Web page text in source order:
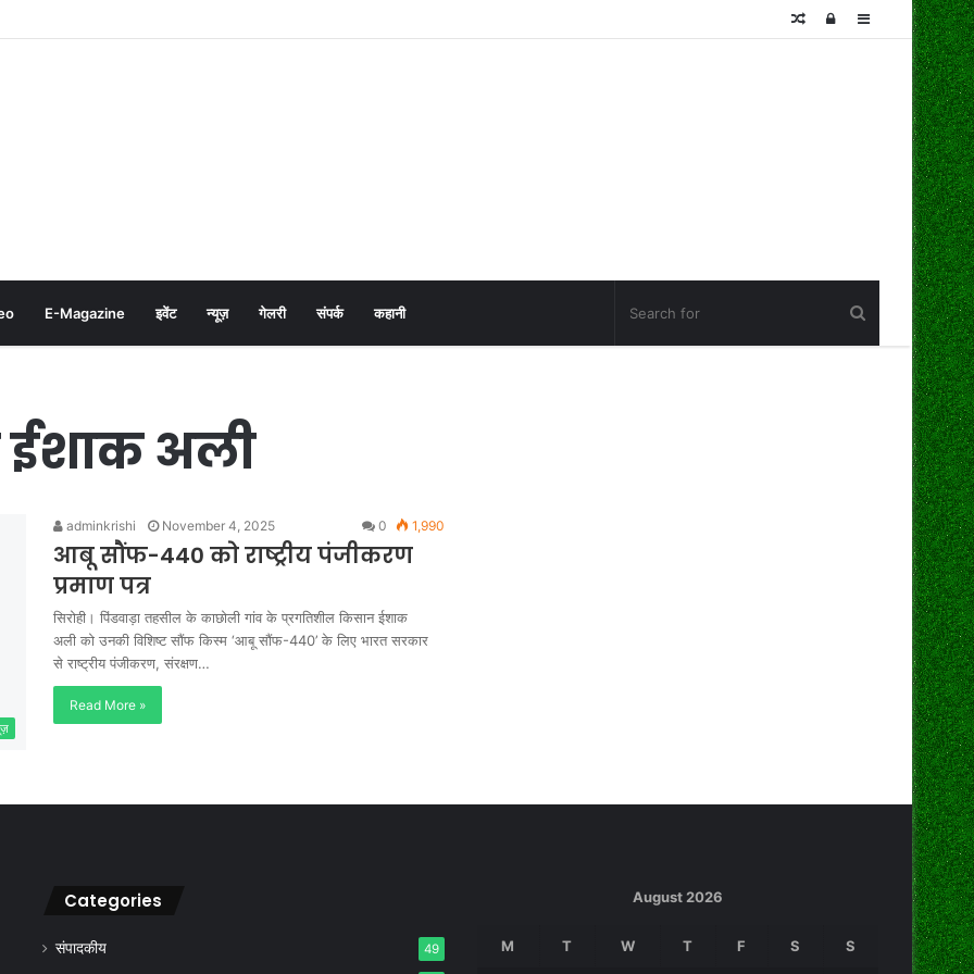
Sidebar
Log
Random
E-Magazine इवेंट न्यूज़ गेलरी संपर्क कहानी
ईशाक अली
adminkrishi November 4, 2025 0 1,990
आबू सौंफ-440 को राष्ट्रीय पंजीकरण
प्रमाण पत्र
सिरोही। पिंडवाड़ा तहसील के काछोली गांव के प्रगतिशील किसान ईशाक
अली को उनकी विशिष्ट सौंफ किस्म ‘आबू सौंफ-440’ के लिए भारत सरकार
से राष्ट्रीय पंजीकरण, संरक्षण…
Read More »
Categories
संपादकीय 49
August 2026
M T W T F S S